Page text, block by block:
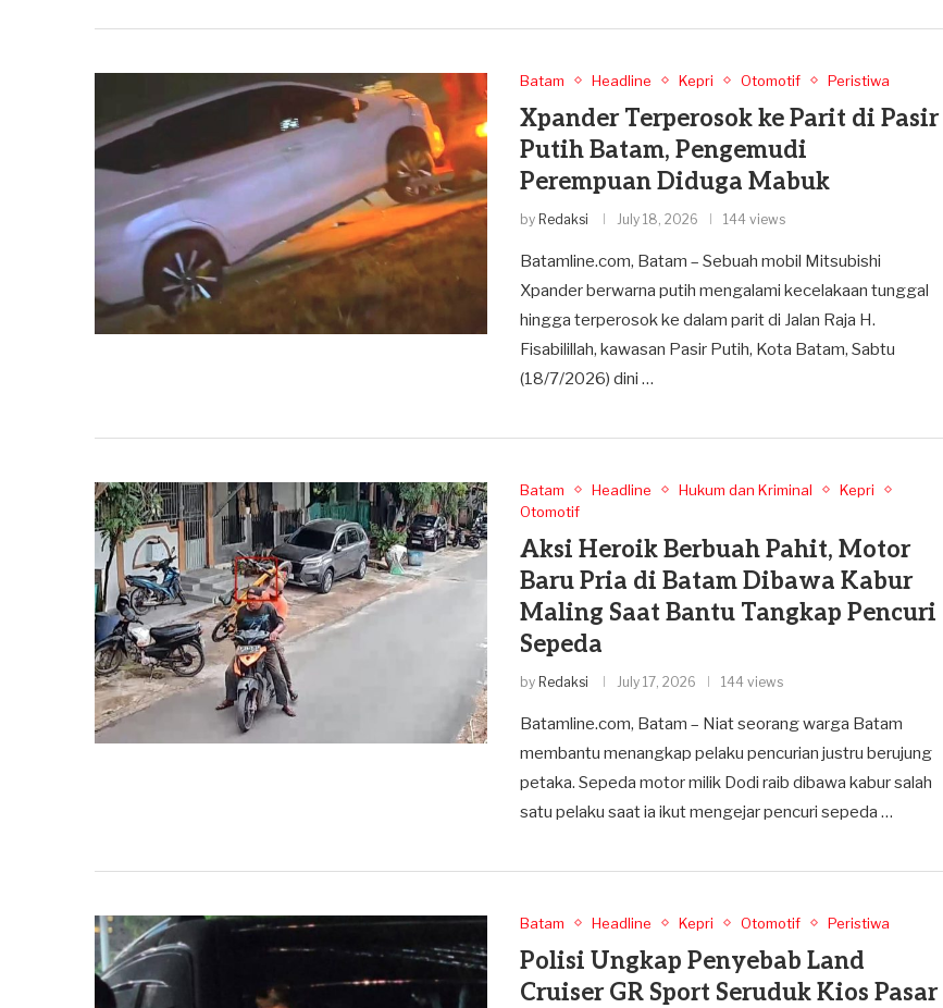
Batam Headline Kepri Otomotif Peristiwa
Xpander Terperosok ke Parit di Pasir
Putih Batam, Pengemudi
Perempuan Diduga Mabuk
by Redaksi July 18, 2026 144 views
Batamline.com, Batam – Sebuah mobil Mitsubishi
Xpander berwarna putih mengalami kecelakaan tunggal
hingga terperosok ke dalam parit di Jalan Raja H.
Fisabilillah, kawasan Pasir Putih, Kota Batam, Sabtu
(18/7/2026) dini …
Batam Headline Hukum dan Kriminal
Kepri
Otomotif
Aksi Heroik Berbuah Pahit, Motor
Baru Pria di Batam Dibawa Kabur
Maling Saat Bantu Tangkap Pencuri
Sepeda
by Redaksi July 17, 2026 144 views
Batamline.com, Batam – Niat seorang warga Batam
membantu menangkap pelaku pencurian justru berujung
petaka. Sepeda motor milik Dodi raib dibawa kabur salah
satu pelaku saat ia ikut mengejar pencuri sepeda …
Batam Headline Kepri Otomotif Peristiwa
Polisi Ungkap Penyebab Land
Cruiser GR Sport Seruduk Kios Pasar